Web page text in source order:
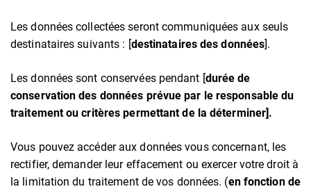
Les données collectées seront communiquées aux seuls
destinataires suivants : [destinataires des données].
Les données sont conservées pendant [durée de
conservation des données prévue par le responsable du
traitement ou critères permettant de la déterminer].
Vous pouvez accéder aux données vous concernant, les
rectifier, demander leur effacement ou exercer votre droit à
la limitation du traitement de vos données. (en fonction de